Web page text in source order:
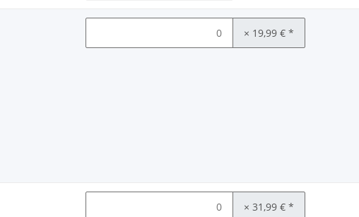
× 19,99 € *
× 31,99 € *